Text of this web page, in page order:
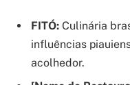
FITÓ: Culinária
influências
acolhedor.